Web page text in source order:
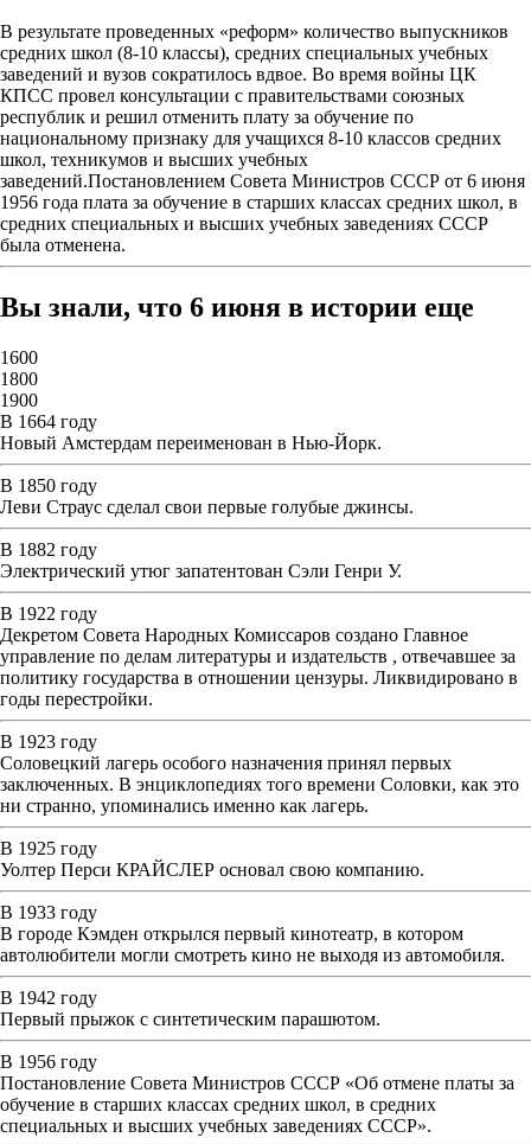
В результате проведенных «реформ» количество выпускников
средних школ (8-10 классы), средних специальных учебных
заведений и вузов сократилось вдвое. Во время войны ЦК
КПСС провел консультации с правительствами союзных
республик и решил отменить плату за обучение по
национальному признаку для учащихся 8-10 классов средних
школ, техникумов и высших учебных
заведений.Постановлением Совета Министров СССР от 6 июня
1956 года плата за обучение в старших классах средних школ, в
средних специальных и высших учебных заведениях СССР
была отменена.
Вы знали, что 6 июня в истории еще
1600
1800
1900
В 1664 году
Новый Амстердам переименован в Нью-Йорк.
В 1850 году
Леви Страус сделал свои первые голубые джинсы.
В 1882 году
Электрический утюг запатентован Сэли Генри У.
В 1922 году
Декретом Совета Народных Комиссаров создано Главное
управление по делам литературы и издательств , отвечавшее за
политику государства в отношении цензуры. Ликвидировано в
годы перестройки.
В 1923 году
Соловецкий лагерь особого назначения принял первых
заключенных. В энциклопедиях того времени Соловки, как это
ни странно, упоминались именно как лагерь.
В 1925 году
Уолтер Перси КРАЙСЛЕР основал свою компанию.
В 1933 году
В городе Кэмден открылся первый кинотеатр, в котором
автолюбители могли смотреть кино не выходя из автомобиля.
В 1942 году
Первый прыжок с синтетическим парашютом.
В 1956 году
Постановление Совета Министров СССР «Об отмене платы за
обучение в старших классах средних школ, в средних
специальных и высших учебных заведениях СССР».